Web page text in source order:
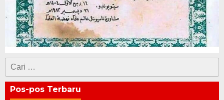
Cari
untuk:
Pos-pos Terbaru